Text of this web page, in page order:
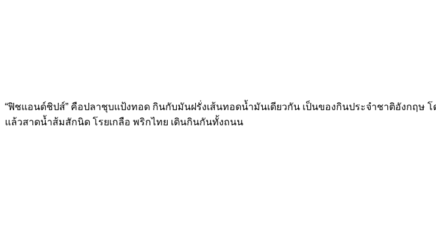
“ฟิชแอนด์ชิปส์” คือปลาชุบแป้งทอด กินกับมันฝรั่งเส้นทอดน้ำมันเดียวกัน เป็นของกินประจำชาติอังกฤ
แล้วสาดน้ำส้มสักนิด โรยเกลือ พริกไทย เดินกินกันทั้งถนน